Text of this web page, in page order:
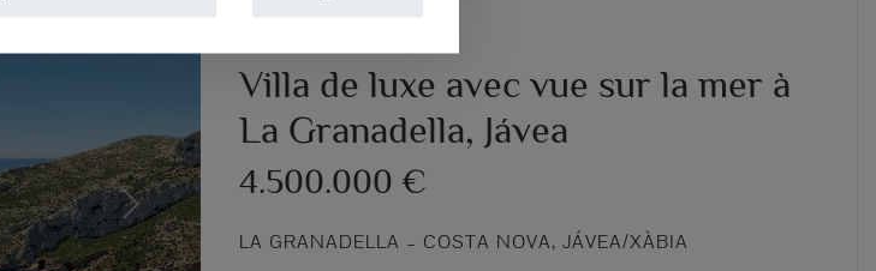
Next
Villa de luxe avec vue sur la mer à
La Granadella, Jávea
4.500.000 €
LA GRANADELLA – COSTA NOVA, JÁVEA/XÀBIA